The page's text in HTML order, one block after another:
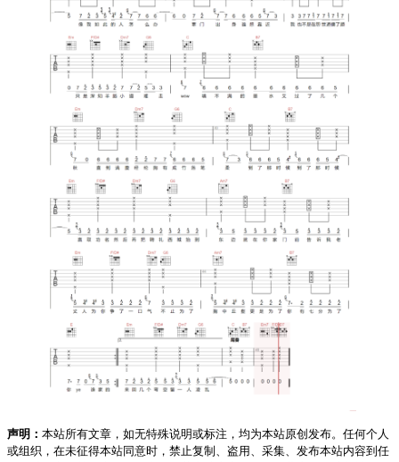
声明： 本站所有文章，如无特殊说明或标注，均为本站原创发布。任何个人
或组织，在未征得本站同意时，禁止复制、盗用、采集、发布本站内容到任